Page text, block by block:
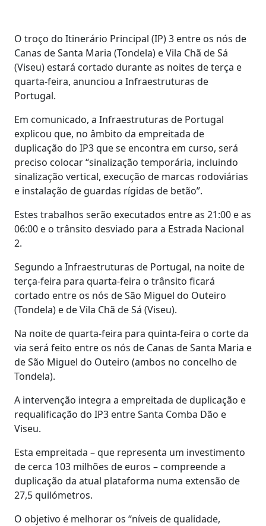
O troço do Itinerário Principal (IP) 3 entre os nós de
Canas de Santa Maria (Tondela) e Vila Chã de Sá
(Viseu) estará cortado durante as noites de terça e
quarta-feira, anunciou a Infraestruturas de
Portugal.
Em comunicado, a Infraestruturas de Portugal
explicou que, no âmbito da empreitada de
duplicação do IP3 que se encontra em curso, será
preciso colocar “sinalização temporária, incluindo
sinalização vertical, execução de marcas rodoviárias
e instalação de guardas rígidas de betão”.
Estes trabalhos serão executados entre as 21:00 e as
06:00 e o trânsito desviado para a Estrada Nacional
2.
Segundo a Infraestruturas de Portugal, na noite de
terça-feira para quarta-feira o trânsito ficará
cortado entre os nós de São Miguel do Outeiro
(Tondela) e de Vila Chã de Sá (Viseu).
Na noite de quarta-feira para quinta-feira o corte da
via será feito entre os nós de Canas de Santa Maria e
de São Miguel do Outeiro (ambos no concelho de
Tondela).
A intervenção integra a empreitada de duplicação e
requalificação do IP3 entre Santa Comba Dão e
Viseu.
Esta empreitada – que representa um investimento
de cerca 103 milhões de euros – compreende a
duplicação da atual plataforma numa extensão de
27,5 quilómetros.
O objetivo é melhorar os “níveis de qualidade,